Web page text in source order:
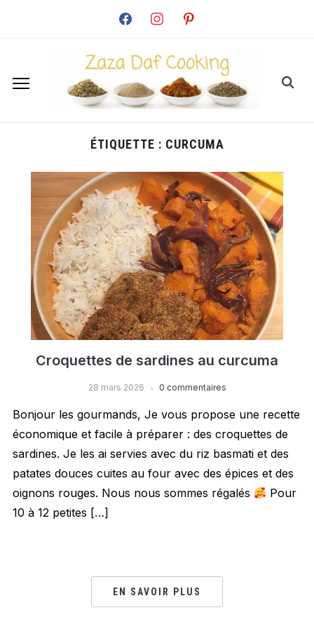
facebook instagrampinterest
ÉTIQUETTE : CURCUMA
Croquettes de sardines au curcuma
28 mars 2026 0 commentaires
Bonjour les gourmands, Je vous propose une recette
économique et facile à préparer : des croquettes de
sardines. Je les ai servies avec du riz basmati et des
patates douces cuites au four avec des épices et des
oignons rouges. Nous nous sommes régalés
Pour
10 à 12 petites […]
EN SAVOIR PLUS